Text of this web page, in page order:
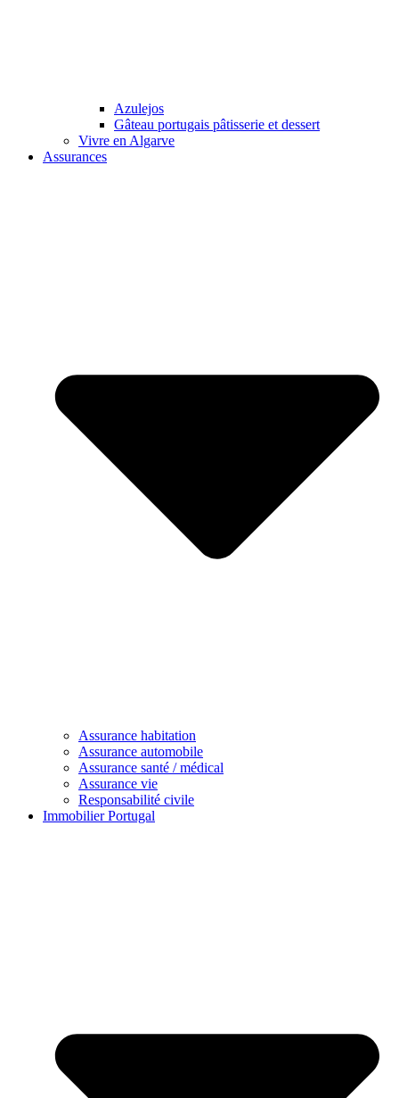
Azulejos
Gâteau portugais pâtisserie et dessert
Vivre en Algarve
Assurances
Assurance habitation
Assurance automobile
Assurance santé / médical
Assurance vie
Responsabilité civile
Immobilier Portugal